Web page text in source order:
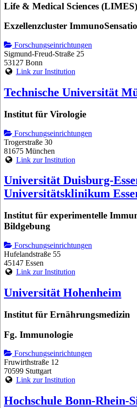
Life & Medical Sciences
Exzellenzcluster
Forschungseinrichtungen
Sigmund-Freud-Straße 25
53127 Bonn
Link zur Institution
Technische Universität
Institut für Virologie
Forschungseinrichtungen
Trogerstraße 30
81675 München
Link zur Institution
Universität Duisburg-
Universitätsklinikum
Institut für experimentelle
Bildgebung
Forschungseinrichtungen
Hufelandstraße 55
45147 Essen
Link zur Institution
Universität Hohenheim
Institut für Ernährungsmedizin
Fg. Immunologie
Forschungseinrichtungen
Fruwirthstraße 12
70599 Stuttgart
Link zur Institution
Hochschule Bonn-Rhein-